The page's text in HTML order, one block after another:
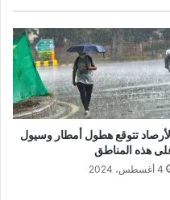
تتوقع هطول أمطار وسيول
هذه المناطق
4 أغسطس، 2024